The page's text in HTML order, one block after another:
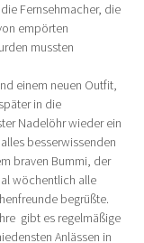
Fernsehmacher, die
empörten
mussten
einem neuen Outfit,
in die
Nadelöhr wieder ein
besserwissenden
braven Bummi, der
wöchentlich alle
begrüßte.
gibt es regelmäßige
Anlässen in